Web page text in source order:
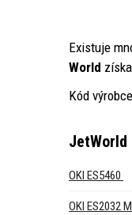
Existuje
World
Kód
JetWorld
OKI ES5460
OKI ES2032